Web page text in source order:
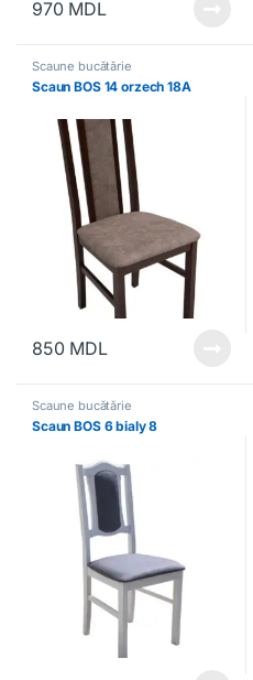
970 MDL
Scaune bucătărie
Scaun BOS 14 orzech 18A
850 MDL
Scaune bucătărie
Scaun BOS 6 bialy 8